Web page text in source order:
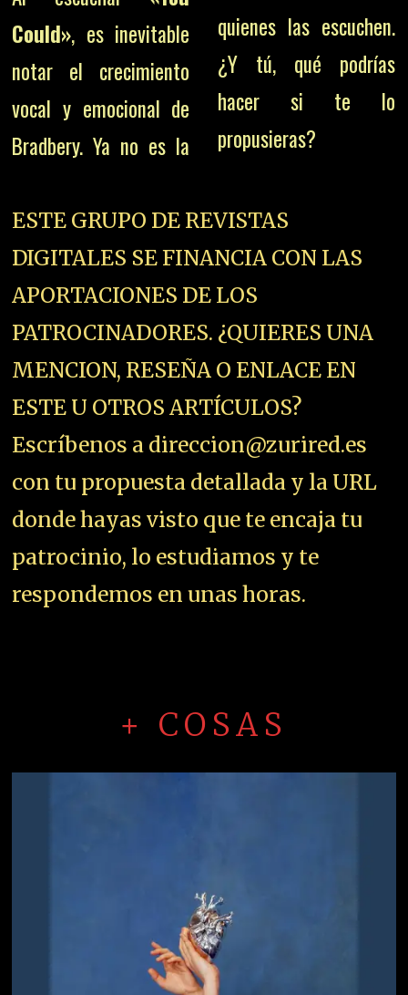
Could», es inevitable
notar el crecimiento
vocal y emocional de
Bradbery. Ya no es la
quienes las escuchen.
¿Y tú, qué podrías
hacer si te lo
propusieras?
ESTE GRUPO DE REVISTAS
DIGITALES SE FINANCIA CON LAS
APORTACIONES DE LOS
PATROCINADORES. ¿QUIERES UNA
MENCION, RESEÑA O ENLACE EN
ESTE U OTROS ARTÍCULOS?
Escríbenos a direccion@zurired.es
con tu propuesta detallada y la URL
donde hayas visto que te encaja tu
patrocinio, lo estudiamos y te
respondemos en unas horas.
+ COSAS